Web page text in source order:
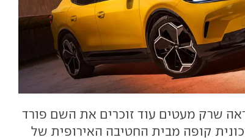
שרק מעטים עוד זוכרים את השם פורד
קופה מבית החטיבה האירופית של